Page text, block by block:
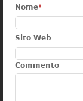
Nome*
Sito Web
Commento